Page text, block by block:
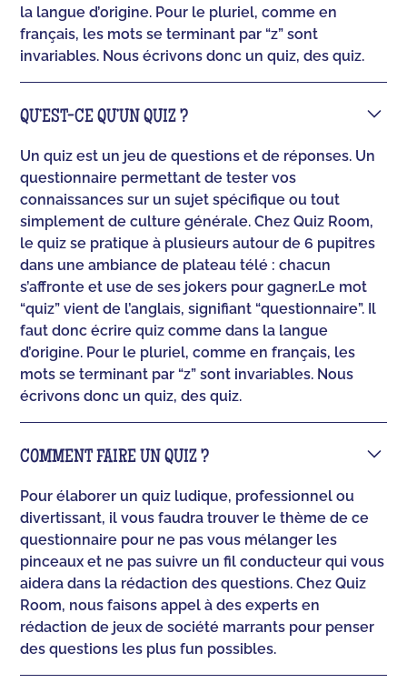
la langue d’origine. Pour le pluriel, comme en
français, les mots se terminant par “z” sont
invariables. Nous écrivons donc un quiz, des quiz.
QU’EST-CE QU’UN QUIZ ?
Un quiz est un jeu de questions et de réponses. Un
questionnaire permettant de tester vos
connaissances sur un sujet spécifique ou tout
simplement de culture générale. Chez Quiz Room,
le quiz se pratique à plusieurs autour de 6 pupitres
dans une ambiance de plateau télé : chacun
s’affronte et use de ses jokers pour gagner.‍Le mot
“quiz” vient de l’anglais, signifiant “questionnaire”. Il
faut donc écrire quiz comme dans la langue
d’origine. Pour le pluriel, comme en français, les
mots se terminant par “z” sont invariables. Nous
écrivons donc un quiz, des quiz.
COMMENT FAIRE UN QUIZ ?
Pour élaborer un quiz ludique, professionnel ou
divertissant, il vous faudra trouver le thème de ce
questionnaire pour ne pas vous mélanger les
pinceaux et ne pas suivre un fil conducteur qui vous
aidera dans la rédaction des questions. Chez Quiz
Room, nous faisons appel à des experts en
rédaction de jeux de société marrants pour penser
des questions les plus fun possibles.